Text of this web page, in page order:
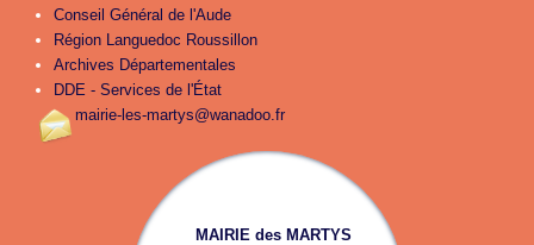
Conseil Général de l'Aude
Région Languedoc Roussillon
Archives Départementales
DDE - Services de l'État
mairie-les-martys@wanadoo.fr
MAIRIE des MARTYS